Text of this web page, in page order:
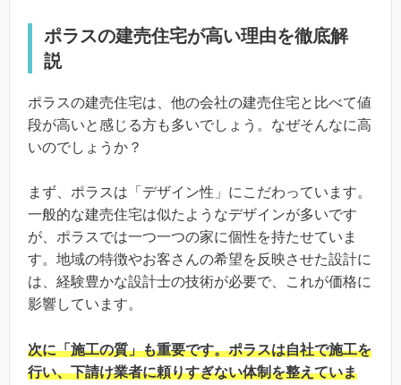
ポラスの建売住宅が高い理由を徹底解
説
ポラスの建売住宅は、他の会社の建売住宅と比べて値
段が高いと感じる方も多いでしょう。なぜそんなに高
いのでしょうか？
まず、ポラスは「デザイン性」にこだわっています。
一般的な建売住宅は似たようなデザインが多いです
が、ポラスでは一つ一つの家に個性を持たせていま
す。地域の特徴やお客さんの希望を反映させた設計に
は、経験豊かな設計士の技術が必要で、これが価格に
影響しています。
次に「施工の質」も重要です。ポラスは自社で施工を
行い、下請け業者に頼りすぎない体制を整えていま